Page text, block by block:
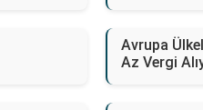
Avrupa
Az Vergi